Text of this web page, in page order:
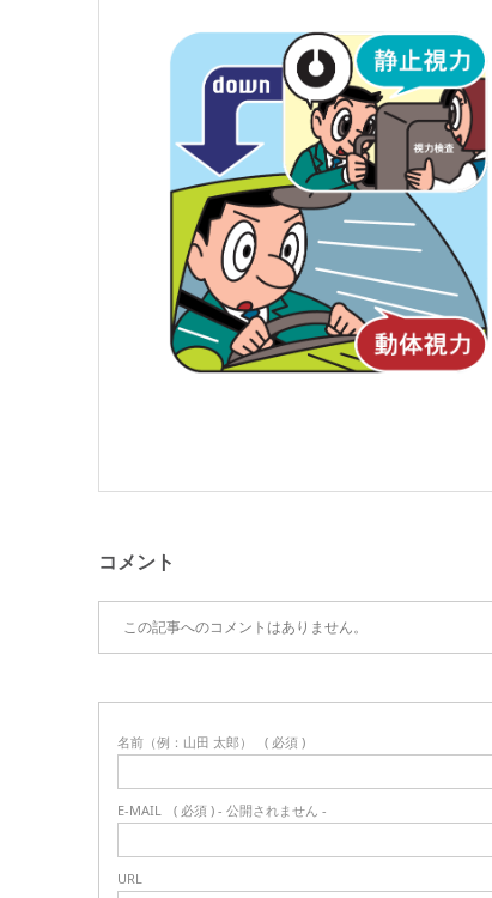
コメント
この記事へのコメントはありません。
名前（例：山田 太郎） ( 必須 )
E-MAIL ( 必須 ) - 公開されません -
URL